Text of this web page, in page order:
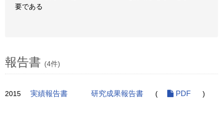
要である
報告書 (4件)
2015 実績報告書 研究成果報告書 ( PDF )